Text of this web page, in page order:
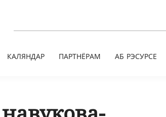
КАЛЯНДАР ПАРТНЁРАМ АБ РЭСУРСЕ